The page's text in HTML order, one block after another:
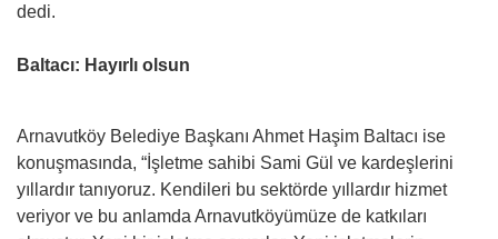
dedi.
Baltacı: Hayırlı olsun
Arnavutköy Belediye Başkanı Ahmet Haşim Baltacı ise
konuşmasında, “İşletme sahibi Sami Gül ve kardeşlerini
yıllardır tanıyoruz. Kendileri bu sektörde yıllardır hizmet
veriyor ve bu anlamda Arnavutköyümüze de katkıları